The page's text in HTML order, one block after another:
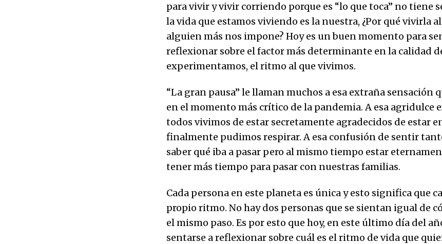
para vivir y vivir corriendo porque es “lo que toca” no tiene
la vida que estamos viviendo es la nuestra, ¿Por qué vivirla
alguien más nos impone? Hoy es un buen momento para
reflexionar sobre el factor más determinante en la calidad
experimentamos, el ritmo al que vivimos.
“La gran pausa” le llaman muchos a esa extraña sensación
en el momento más crítico de la pandemia. A esa agridulce
todos vivimos de estar secretamente agradecidos de estar
finalmente pudimos respirar. A esa confusión de sentir
saber qué iba a pasar pero al mismo tiempo estar
tener más tiempo para pasar con nuestras familias.
Cada persona en este planeta es única y esto significa que
propio ritmo. No hay dos personas que se sientan igual de
el mismo paso. Es por esto que hoy, en este último día del
sentarse a reflexionar sobre cuál es el ritmo de vida que